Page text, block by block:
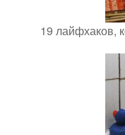
19 лайфхаков,